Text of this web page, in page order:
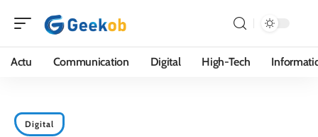
Actu Communication Digital High-Tech
Digital